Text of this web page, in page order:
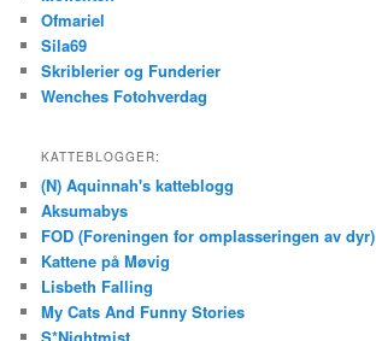
Ofmariel
Sila69
Skriblerier og Funderier
Wenches Fotohverdag
KATTEBLOGGER:
(N) Aquinnah's katteblogg
Aksumabys
FOD (Foreningen for omplasseringen av dyr)
Kattene på Møvig
Lisbeth Falling
My Cats And Funny Stories
S*Nightmist